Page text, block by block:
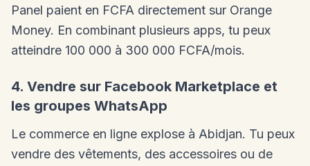
Panel paient en FCFA directement sur Orange
Money. En combinant plusieurs apps, tu peux
atteindre 100 000 à 300 000 FCFA/mois.
4. Vendre sur Facebook Marketplace et
les groupes WhatsApp
Le commerce en ligne explose à Abidjan. Tu peux
vendre des vêtements, des accessoires ou de